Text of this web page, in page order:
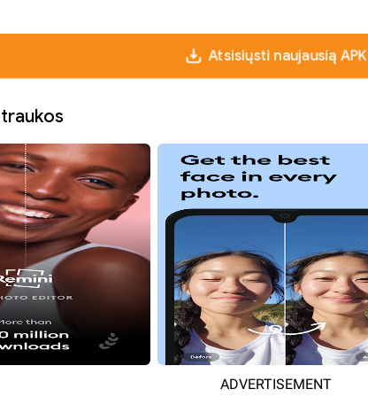
Atsisiųsti naujausią APK
ADVERTISEMENT